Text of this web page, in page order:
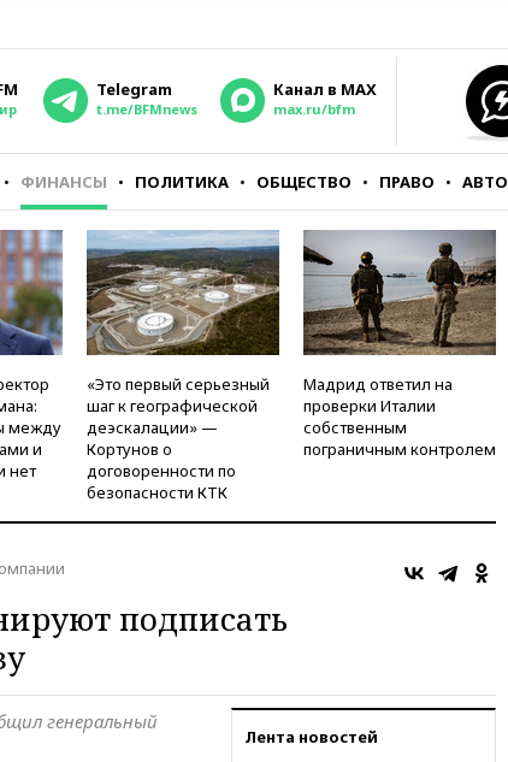
Telegram
t.me/BFMnews
Канал в MAX
max.ru/bfm
ФИНАНСЫ ПОЛИТИКА ОБЩЕСТВО ПРАВО АВТО
между
и
нет
«Это первый серьезный
шаг к географической
деэскалации» —
Кортунов о
договоренности по
безопасности КТК
Мадрид ответил на
проверки Италии
собственным
пограничным контролем
подписать
Лента новостей
генеральный